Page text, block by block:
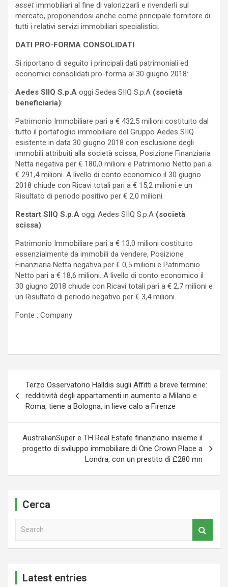
asset immobiliari al fine di valorizzarli e rivenderli sul
mercato, proponendosi anche come principale fornitore di
tutti i relativi servizi immobiliari specialistici.
DATI PRO-FORMA CONSOLIDATI
Si riportano di seguito i principali dati patrimoniali ed
economici consolidati pro-forma al 30 giugno 2018:
Aedes SIIQ S.p.A oggi Sedea SIIQ S.p.A (società
beneficiaria):
Patrimonio Immobiliare pari a € 432,5 milioni costituito dal
tutto il portafoglio immobiliare del Gruppo Aedes SIIQ
esistente in data 30 giugno 2018 con esclusione degli
immobili attribuiti alla società scissa, Posizione Finanziaria
Netta negativa per € 180,0 milioni e Patrimonio Netto pari a
€ 291,4 milioni. A livello di conto economico il 30 giugno
2018 chiude con Ricavi totali pari a € 15,2 milioni e un
Risultato di periodo positivo per € 2,0 milioni.
Restart SIIQ S.p.A oggi Aedes SIIQ S.p.A (società
scissa):
Patrimonio Immobiliare pari a € 13,0 milioni costituito
essenzialmente da immobili da vendere, Posizione
Finanziaria Netta negativa per € 0,5 milioni e Patrimonio
Netto pari a € 18,6 milioni. A livello di conto economico il
30 giugno 2018 chiude con Ricavi totali pari a € 2,7 milioni e
un Risultato di periodo negativo per € 3,4 milioni.
Fonte : Company
articoli
Terzo Osservatorio Halldis sugli Affitti a breve termine:
redditività degli appartamenti in aumento a Milano e
Roma, tiene a Bologna, in lieve calo a Firenze
AustralianSuper e TH Real Estate finanziano insieme il
progetto di sviluppo immobiliare di One Crown Place a
Londra, con un prestito di £280 mn
Cerca
Latest entries